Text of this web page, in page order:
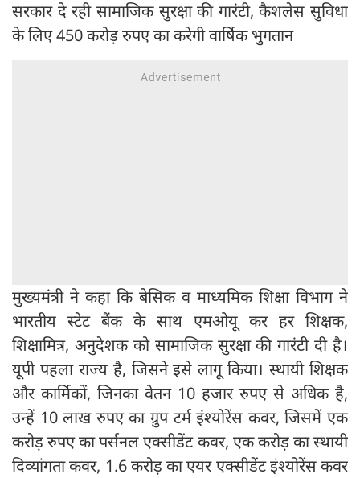
सरकार दे रही सामाजिक सुरक्षा की गारंटी, कैशलेस सुविधा
के लिए 450 करोड़ रुपए का करेगी वार्षिक भुगतान
मुख्यमंत्री ने कहा कि बेसिक व माध्यमिक शिक्षा विभाग ने
भारतीय स्टेट बैंक के साथ एमओयू कर हर शिक्षक,
शिक्षामित्र, अनुदेशक को सामाजिक सुरक्षा की गारंटी दी है।
यूपी पहला राज्य है, जिसने इसे लागू किया। स्थायी शिक्षक
और कार्मिकों, जिनका वेतन 10 हजार रुपए से अधिक है,
उन्हें 10 लाख रुपए का ग्रुप टर्म इंश्योरेंस कवर, जिसमें एक
करोड़ रुपए का पर्सनल एक्सीडेंट कवर, एक करोड़ का स्थायी
दिव्यांगता कवर, 1.6 करोड़ का एयर एक्सीडेंट इंश्योरेंस कवर